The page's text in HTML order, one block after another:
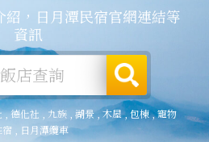
紹，日月潭民宿官網連結等
資訊
,德化社,九族 湖景,木屋,包棟,寵物
日月潭纜車